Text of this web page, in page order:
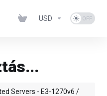
USD
Servers - E3-1270v6 /